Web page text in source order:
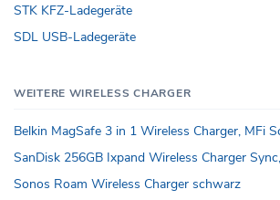
STK KFZ-Ladegeräte
SDL USB-Ladegeräte
WEITERE WIRELESS CHARGER
Belkin MagSafe 3 in 1 Wireless Charger, MFi
SanDisk 256GB Ixpand Wireless Charger
Sonos Roam Wireless Charger schwarz